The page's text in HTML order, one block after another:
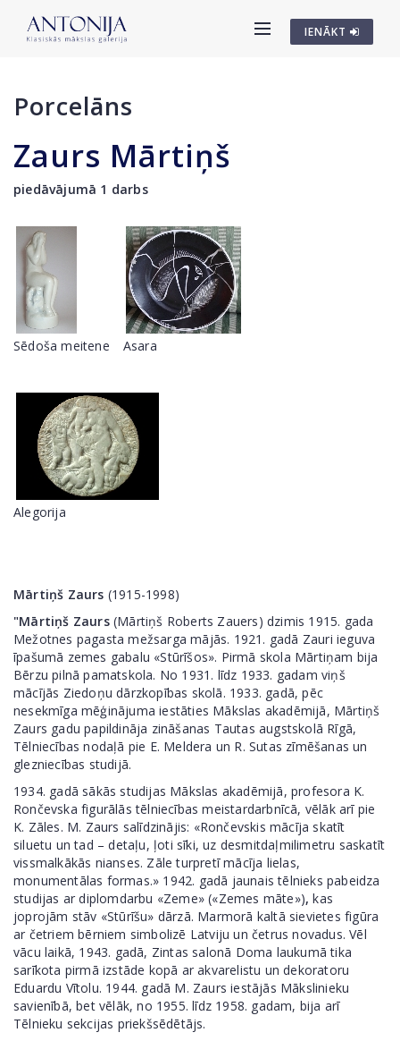
IENĀKT
Porcelāns
Zaurs Mārtiņš
piedāvājumā 1 darbs
Sēdoša meitene Asara
Alegorija
Mārtiņš Zaurs (1915-1998)
"Mārtiņš Zaurs(Mārtiņš Roberts Zauers) dzimis 1915. gada
Mežotnes pagasta mežsarga mājās. 1921. gadā Zauri ieguva
īpašumā zemes gabalu «Stūrīšos». Pirmā skola Mārtiņam bija
Bērzu pilnā pamatskola. No 1931. līdz 1933. gadam viņš
mācījās Ziedoņu dārzkopības skolā. 1933. gadā, pēc
nesekmīga mēģinājuma iestāties Mākslas akadēmijā, Mārtiņš
Zaurs gadu papildināja zināšanas Tautas augstskolā Rīgā,
Tēlniecības nodaļā pie E. Meldera un R. Sutas zīmēšanas un
glezniecības studijā.
1934. gadā sākās studijas Mākslas akadēmijā, profesora K.
Rončevska figurālās tēlniecības meistardarbnīcā, vēlāk arī pie
K. Zāles. M. Zaurs salīdzinājis: «Rončevskis mācīja skatīt
siluetu un tad – detaļu, ļoti sīki, uz desmitdaļmilimetru saskatīt
vissmalkākās nianses. Zāle turpretī mācīja lielas,
monumentālas formas.» 1942. gadā jaunais tēlnieks pabeidza
studijas ar diplomdarbu «Zeme» («Zemes māte»), kas
joprojām stāv «Stūrīšu» dārzā. Marmorā kaltā sievietes figūra
ar četriem bērniem simbolizē Latviju un četrus novadus. Vēl
vācu laikā, 1943. gadā, Zintas salonā Doma laukumā tika
sarīkota pirmā izstāde kopā ar akvarelistu un dekoratoru
Eduardu Vītolu. 1944. gadā M. Zaurs iestājās Mākslinieku
savienībā, bet vēlāk, no 1955. līdz 1958. gadam, bija arī
Tēlnieku sekcijas priekšsēdētājs.